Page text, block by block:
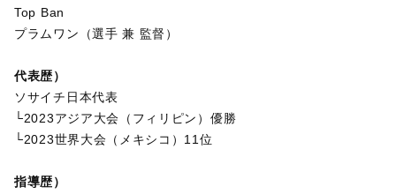
Top Ban
プラムワン（選手 兼 監督）
代表歴）
ソサイチ日本代表
└2023アジア大会（フィリピン）優勝
└2023世界大会（メキシコ）11位
指導歴）